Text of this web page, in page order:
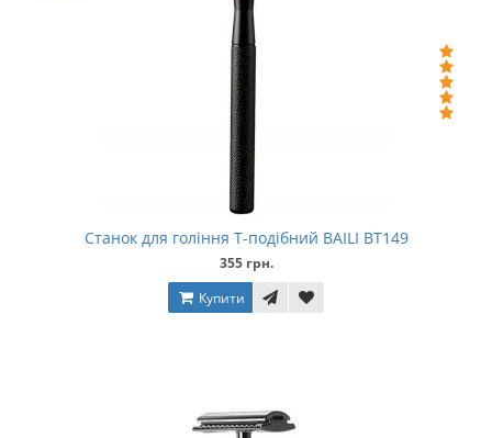
Станок для гоління Т-подібний BAILI BT149
355 грн.
Купити